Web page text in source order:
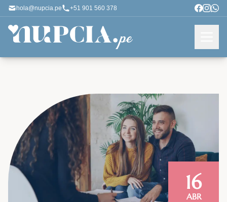
hola@nupcia.pe +51 901 560 378
16
ABR